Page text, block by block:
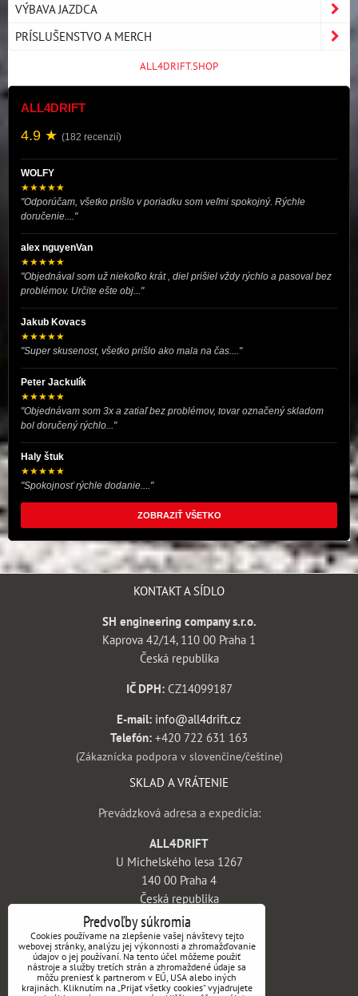
VÝBAVA JAZDCA
PRÍSLUŠENSTVO A MERCH
ALL4DRIFT.SHOP
ALL4DRIFT
4.9 ★ (182 recenzií)
WOLFY
★★★★★
"Odporúčam, všetko prišlo v poriadku som veľmi spokojný. Rýchle
doručenie...."
alex nguyenVan
★★★★★
"Objednával som už niekoľko krát , diel prišiel vždy rýchlo a pasoval bez
problémov. Určite ešte obj..."
Jakub Kovacs
★★★★★
"Super skusenost, všetko prišlo ako mala na čas...."
Peter Jackulík
★★★★★
"Objednávam som 3x a zatiaľ bez problémov, tovar označený skladom
bol doručený rýchlo..."
Haly štuk
★★★★★
"Spokojnosť rýchle dodanie...."
ZOBRAZIŤ VŠETKO
KONTAKT A SÍDLO
SH engineering company s.r.o.
Kaprova 42/14, 110 00 Praha 1
Česká republika
IČ DPH:CZ14099187
E-mail: info@all4drift.cz
Telefón: +420 722 631 163
(Zákaznícka podpora v slovenčine/češtine)
SKLAD A VRÁTENIE
Prevádzková adresa a expedícia:
ALL4DRIFT
U Michelského lesa 1267
140 00 Praha 4
Česká republika
INFORMÁCIE
Obchodné podmienky
Vrátenie tovaru a reklamácie
Predvoľby súkromia
Cookies používame na zlepšenie vašej návštevy tejto
webovej stránky, analýzu jej výkonnosti a zhromažďovanie
údajov o jej používaní. Na tento účel môžeme použiť
nástroje a služby tretích strán a zhromaždené údaje sa
môžu preniesť k partnerom v EÚ, USA alebo iných
krajinách. Kliknutím na „Prijať všetky cookies“ vyjadrujete